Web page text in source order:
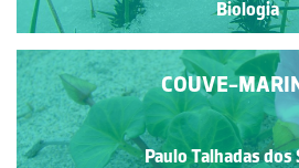
Biologia
COUVE-
Paulo Talhadas dos